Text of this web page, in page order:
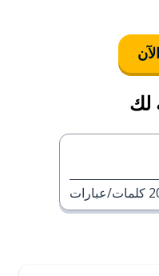
لك
كلمات/عبارات